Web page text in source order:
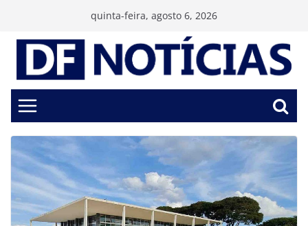
conteúdo
quinta-feira, agosto 6, 2026